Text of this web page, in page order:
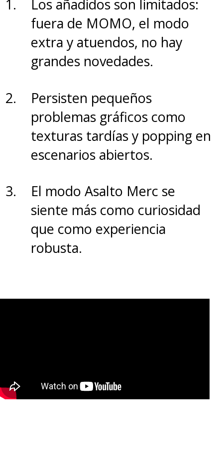
LO BUENO:
Cantidad de personajes
disponibles
los retos
Jugabilidad arcade
Modo historia corto y sin peso
Muy pocos torneos y muy
fáciles.
Los añadidos son limitados:
fuera de MOMO, el modo
extra y atuendos, no hay
grandes novedades.
Persisten pequeños
problemas gráficos como
texturas tardías y popping en
escenarios abiertos.
El modo Asalto Merc se
siente más como curiosidad
que como experiencia
robusta.